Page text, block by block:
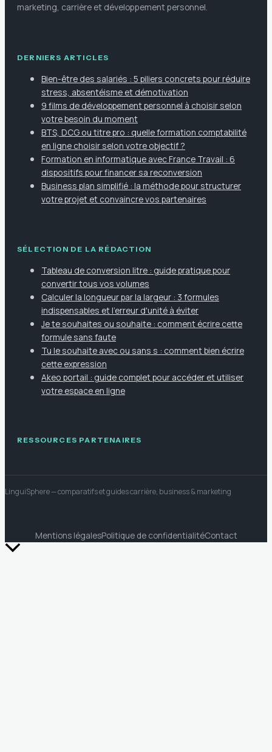
marketing, carrière et développement personnel.
DERNIERS ARTICLES
Bien-être des salariés : 5 piliers concrets pour réduire
stress, absentéisme et démotivation
9 films de développement personnel à choisir selon
votre besoin du moment
BTS, DCG ou titre pro : quelle formation comptabilité
en ligne choisir selon votre objectif ?
Formation en informatique avec France Travail : 6
dispositifs pour financer sa reconversion
Business plan simplifié : la méthode pour structurer
votre projet et convaincre vos partenaires
SÉLECTION DE LA RÉDACTION
Tableau de conversion litre : guide pratique pour
convertir tous vos volumes
Calculer la longueur par la largeur : 3 formules
indispensables et l'erreur d'unité à éviter
Je te souhaites ou souhaite : comment écrire cette
formule sans faute
Tu le souhaite avec ou sans s : comment bien écrire
cette expression
Akeo portail : guide complet pour accéder et utiliser
votre espace en ligne
RESSOURCES PARTENAIRES
LinguiSphere— comparatifs et guides carrière, business & marketing
Mentions légalesPolitique de confidentialitéContact